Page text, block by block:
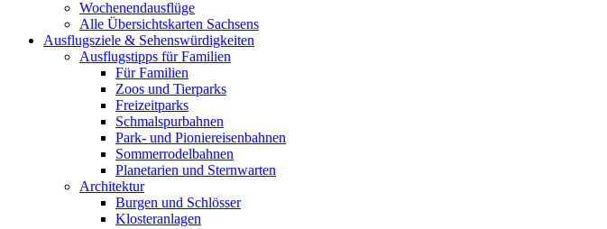
Wochenendausflüge
Alle Übersichtskarten Sachsens
Ausflugsziele & Sehenswürdigkeiten
Ausflugstipps für Familien
Für Familien
Zoos und Tierparks
Freizeitparks
Schmalspurbahnen
Park- und Pioniereisenbahnen
Sommerrodelbahnen
Planetarien und Sternwarten
Architektur
Burgen und Schlösser
Klosteranlagen